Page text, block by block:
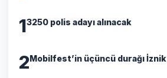
13250 polis adayı alınacak
2Mobilfest’in üçüncü durağı İznik